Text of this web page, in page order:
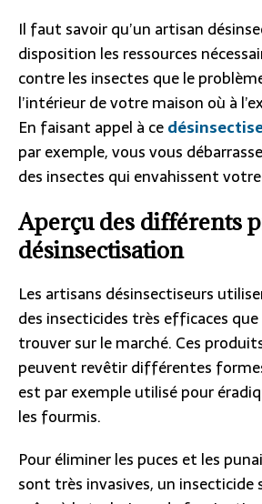
Il faut savoir qu’un artisan
disposition les ressources
contre les insectes que le
l’intérieur de votre maison où à
En faisant appel à ce
par exemple, vous vous
des insectes qui envahissent
Aperçu des différents
désinsectisation
Les artisans désinsectiseurs
des insecticides très efficaces que
trouver sur le marché. Ces
peuvent revêtir différentes
est par exemple utilisé pour
les fourmis.
Pour éliminer les puces et les
sont très invasives, un insecticide